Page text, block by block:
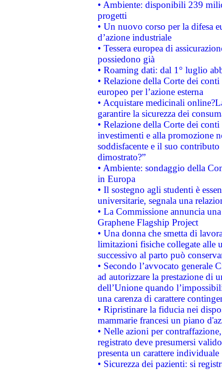
• Ambiente: disponibili 239
progetti
• Un nuovo corso per la difesa
d’azione industriale
• Tessera europea di
possiedono già
• Roaming dati: dal 1° luglio
• Relazione della Corte dei
europeo per l’azione esterna
• Acquistare medicinali
garantire la sicurezza dei
• Relazione della Corte dei
investimenti e alla promozione
soddisfacente e il suo
dimostrato?”
• Ambiente: sondaggio della
in Europa
• Il sostegno agli studenti è
universitarie, segnala una
• La Commissione annuncia
Graphene Flagship Project
• Una donna che smetta di
limitazioni fisiche collegate alle
successivo al parto può
• Secondo l’avvocato
ad autorizzare la prestazione di
dell’Unione quando
una carenza di carattere
• Ripristinare la fiducia nei
mammarie francesi un piano
• Nelle azioni per
registrato deve presumersi
presenta un carattere individuale
• Sicurezza dei pazienti: si